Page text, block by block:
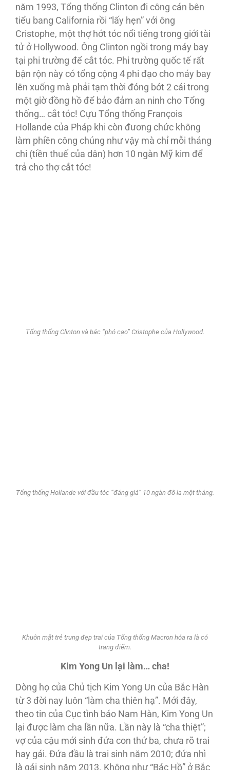
năm 1993, Tổng thống Clinton đi công cán bên
tiểu bang California rồi “lấy hẹn” với ông
Cristophe, một thợ hớt tóc nổi tiếng trong giới tài
tử ở Hollywood. Ông Clinton ngồi trong máy bay
tại phi trường để cắt tóc. Phi trường quốc tế rất
bận rộn này có tổng cộng 4 phi đạo cho máy bay
lên xuống mà phải tạm thời đóng bớt 2 cái trong
một giờ đồng hồ để bảo đảm an ninh cho Tổng
thống… cắt tóc! Cựu Tổng thống François
Hollande của Pháp khi còn đương chức không
làm phiền công chúng như vậy mà chỉ mỗi tháng
chi (tiền thuế của dân) hơn 10 ngàn Mỹ kim để
trả cho thợ cắt tóc!
Tổng thống Clinton và bác “phó cạo” Cristophe của Hollywood.
Tổng thống Hollande với đầu tóc “đáng giá” 10 ngàn đô-la một tháng.
Khuôn mặt trẻ trung đẹp trai của Tổng thống Macron hóa ra là có
trang điểm.
Kim Yong Un lại làm… cha!
Dòng họ của Chủ tịch Kim Yong Un của Bắc Hàn
từ 3 đời nay luôn “làm cha thiên hạ”. Mới đây,
theo tin của Cục tình báo Nam Hàn, Kim Yong Un
lại được làm cha lần nữa. Lần này là “cha thiệt”;
vợ của cậu mới sinh đứa con thứ ba, chưa rõ trai
hay gái. Ðứa đầu là trai sinh năm 2010; đứa nhì
là gái sinh năm 2013. Không như “Bác Hồ” ở Bắc